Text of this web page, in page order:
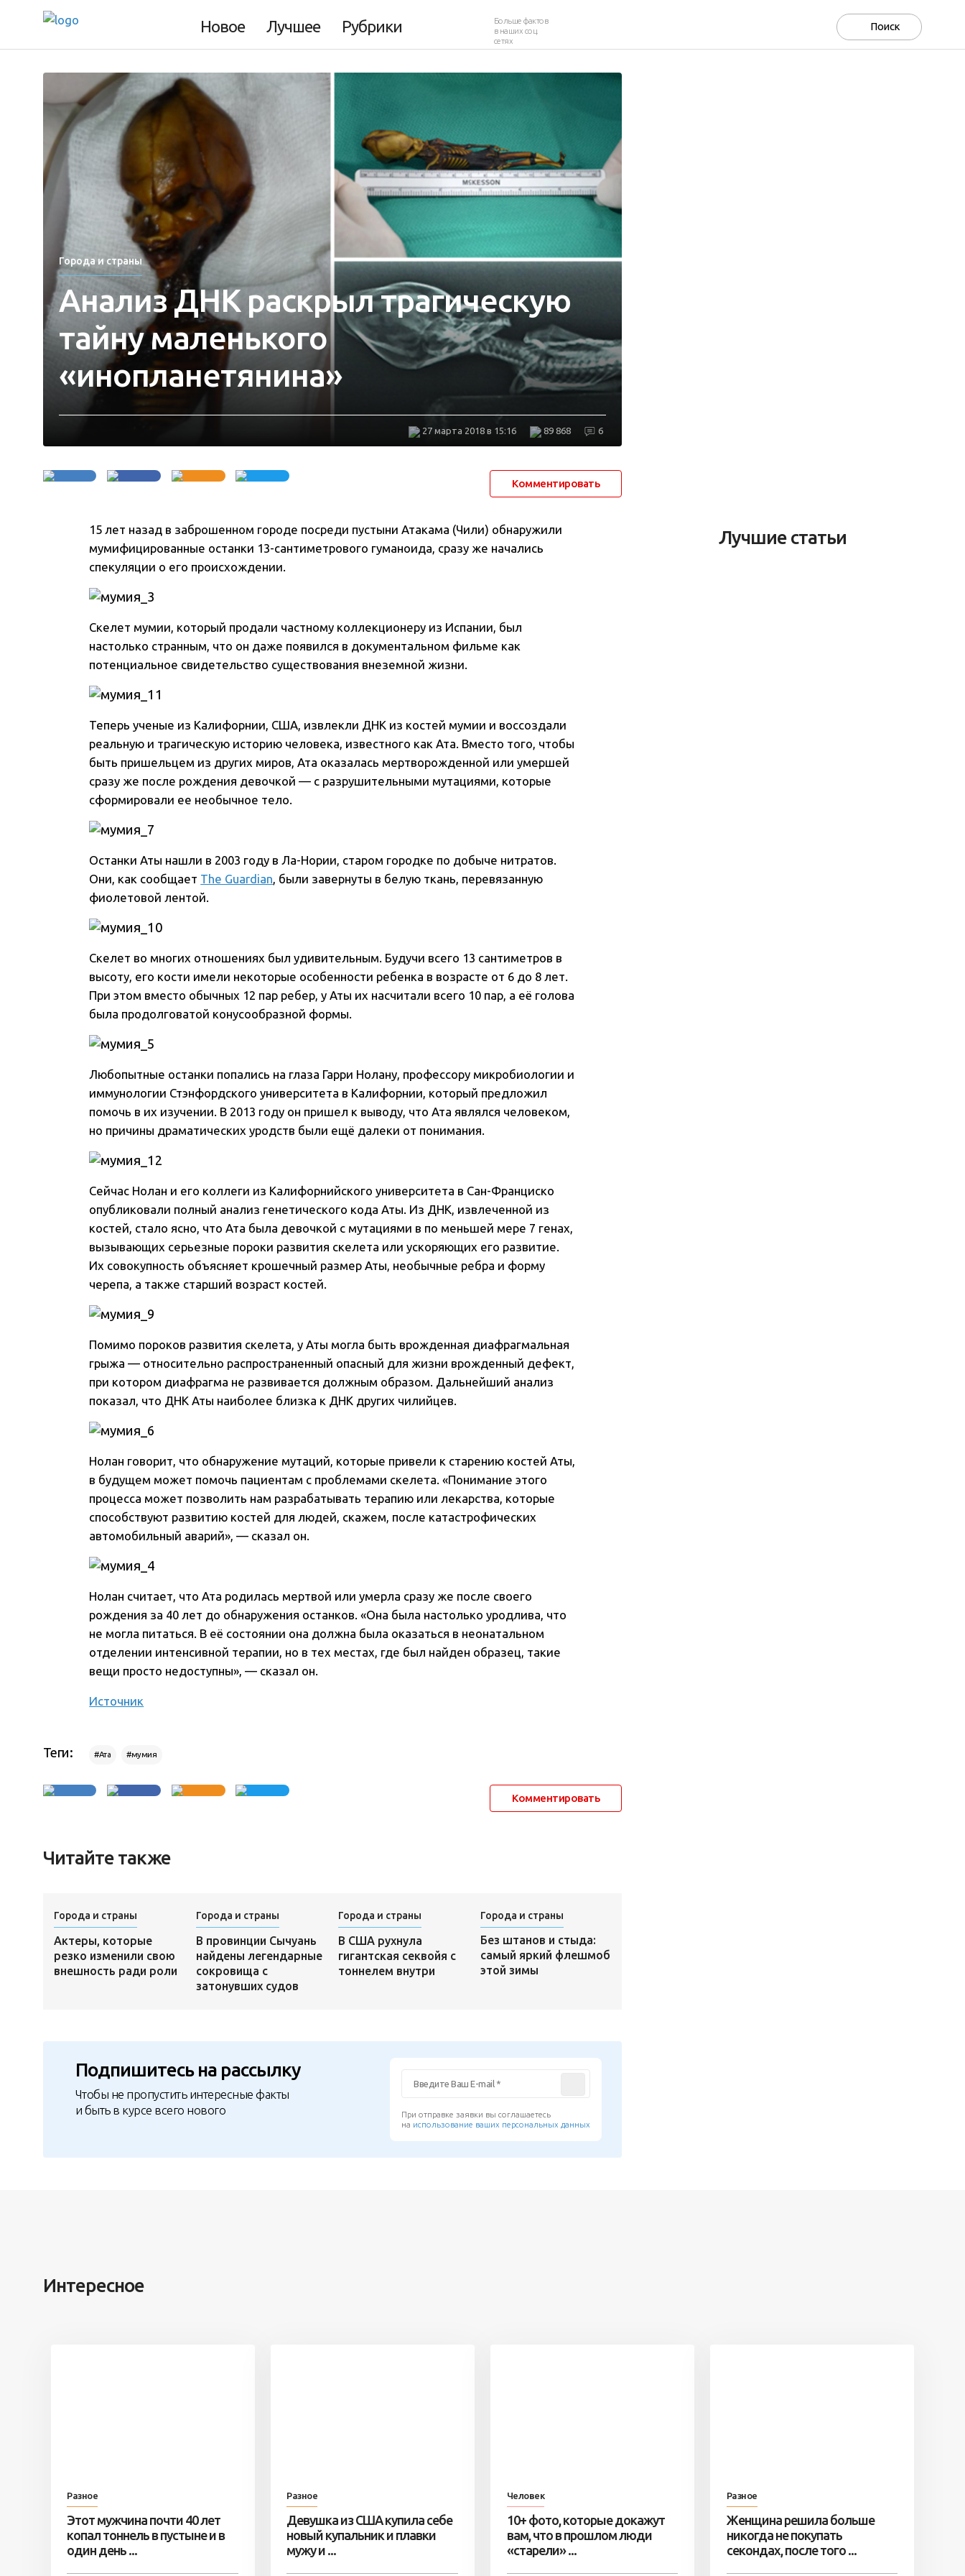
Новое Лучшее Рубрики
Больше фактов
в наших соц.
сетях
Города и страны
Анализ ДНК раскрыл трагическую
тайну маленького
«инопланетянина»
6
89 868
27 марта 2018 в 15:16
Комментировать
15 лет назад в заброшенном городе посреди пустыни Атакама (Чили) обнаружили
мумифицированные останки 13-сантиметрового гуманоида, сразу же начались
спекуляции о его происхождении.
Скелет мумии, который продали частному коллекционеру из Испании, был
настолько странным, что он даже появился в документальном фильме как
потенциальное свидетельство существования внеземной жизни.
Теперь ученые из Калифорнии, США, извлекли ДНК из костей мумии и воссоздали
реальную и трагическую историю человека, известного как Ата. Вместо того, чтобы
быть пришельцем из других миров, Ата оказалась мертворожденной или умершей
сразу же после рождения девочкой — с разрушительными мутациями, которые
сформировали ее необычное тело.
Останки Аты нашли в 2003 году в Ла-Нории, старом городке по добыче нитратов.
Они, как сообщает The Guardian , были завернуты в белую ткань, перевязанную
фиолетовой лентой.
Скелет во многих отношениях был удивительным. Будучи всего 13 сантиметров в
высоту, его кости имели некоторые особенности ребенка в возрасте от 6 до 8 лет.
При этом вместо обычных 12 пар ребер, у Аты их насчитали всего 10 пар, а её голова
была продолговатой конусообразной формы.
Любопытные останки попались на глаза Гарри Нолану, профессору микробиологии и
иммунологии Стэнфордского университета в Калифорнии, который предложил
помочь в их изучении. В 2013 году он пришел к выводу, что Ата являлся человеком,
но причины драматических уродств были ещё далеки от понимания.
Сейчас Нолан и его коллеги из Калифорнийского университета в Сан-Франциско
опубликовали полный анализ генетического кода Аты. Из ДНК, извлеченной из
костей, стало ясно, что Ата была девочкой с мутациями в по меньшей мере 7 генах,
вызывающих серьезные пороки развития скелета или ускоряющих его развитие.
Их совокупность объясняет крошечный размер Аты, необычные ребра и форму
черепа, а также старший возраст костей.
Помимо пороков развития скелета, у Аты могла быть врожденная диафрагмальная
грыжа — относительно распространенный опасный для жизни врожденный дефект,
при котором диафрагма не развивается должным образом. Дальнейший анализ
показал, что ДНК Аты наиболее близка к ДНК других чилийцев.
Нолан говорит, что обнаружение мутаций, которые привели к старению костей Аты,
в будущем может помочь пациентам с проблемами скелета. «Понимание этого
процесса может позволить нам разрабатывать терапию или лекарства, которые
способствуют развитию костей для людей, скажем, после катастрофических
автомобильный аварий», — сказал он.
Нолан считает, что Ата родилась мертвой или умерла сразу же после своего
рождения за 40 лет до обнаружения останков. «Она была настолько уродлива, что
не могла питаться. В её состоянии она должна была оказаться в неонатальном
отделении интенсивной терапии, но в тех местах, где был найден образец, такие
вещи просто недоступны», — сказал он.
Источник
Теги: #Ата #мумия
Комментировать
Читайте также
Города и страны
Актеры, которые
резко изменили свою
внешность ради роли
Города и страны
В провинции Сычуань
найдены легендарные
сокровища с
затонувших судов
Города и страны
В США рухнула
гигантская секвойя с
тоннелем внутри
Города и страны
Без штанов и стыда:
самый яркий флешмоб
этой зимы
Подпишитесь на рассылку
Чтобы не пропустить интересные факты
и быть в курсе всего нового
При отправке заявки вы соглашаетесь
на использование ваших персональных данных
Лучшие статьи
Интересное
Разное
Этот мужчина почти 40 лет
копал тоннель в пустыне и в
один день ...
Разное
Девушка из США купила себе
новый купальник и плавки
мужу и ...
Человек
10+ фото, которые докажут
вам, что в прошлом люди
«старели» ...
Разное
Женщина решила больше
никогда не покупать
секондах, после того ...